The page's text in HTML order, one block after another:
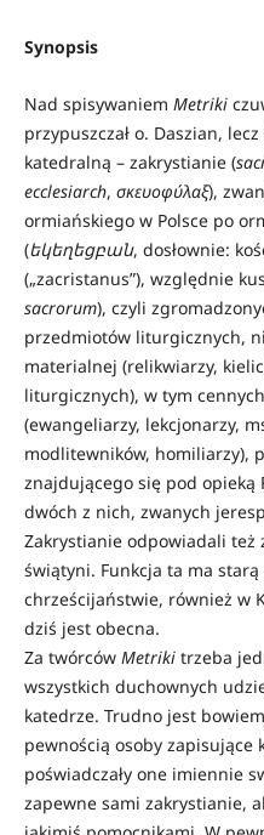
Synopsis
Nad spisywaniem Metriki
przypuszczał o. Daszian,
katedralną – zakrystianie (
ecclesiarch, σκευοφύλαξ),
ormiańskiego w Polsce po
(եկեղեցբան, dosłownie:
(„zacristanus”), względnie
sacrorum), czyli
przedmiotów liturgicznych,
materialnej (relikwiarzy,
liturgicznych), w tym
(ewangeliarzy, lekcjonarzy,
modlitewników, homiliarzy),
znajdującego się pod opieką
dwóch z nich, zwanych
Zakrystianie odpowiadali
świątyni. Funkcja ta ma
chrześcijaństwie, również w
dziś jest obecna.
Za twórców Metrikitrzeba
wszystkich duchownych
katedrze. Trudno jest
pewnością osoby zapisujące
poświadczały one imiennie
zapewne sami zakrystianie,